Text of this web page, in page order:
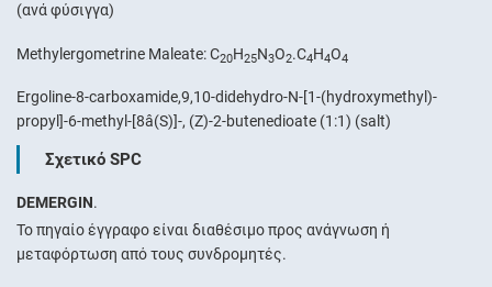
(ανά φύσιγγα)
Methylergometrine Maleate: C20H25N3Ο2.C4H4O4
Ergoline-8-carboxamide,9,10-didehydro-N-[1-(hydroxymethyl)-
propyl]-6-methyl-[8â(S)]-, (Z)-2-butenedioate (1:1) (salt)
Σχετικό SPC
DEMERGIN.
Το πηγαίο έγγραφο είναι διαθέσιμο προς ανάγνωση ή
μεταφόρτωση από τους συνδρομητές.